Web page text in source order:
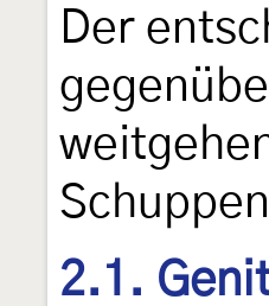
Der
2.1.